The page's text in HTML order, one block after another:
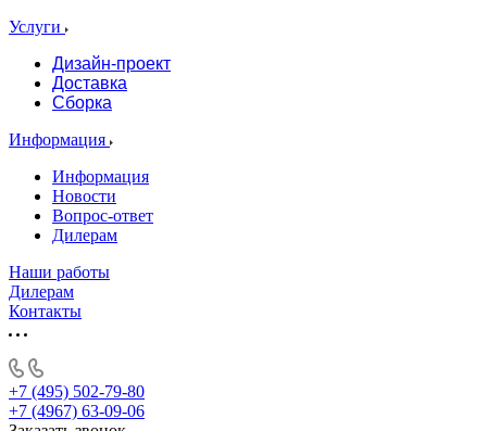
Услуги
Дизайн-проект
Доставка
Сборка
Информация
Информация
Новости
Вопрос-ответ
Дилерам
Наши работы
Дилерам
Контакты
+7 (495) 502-79-80
+7 (4967) 63-09-06